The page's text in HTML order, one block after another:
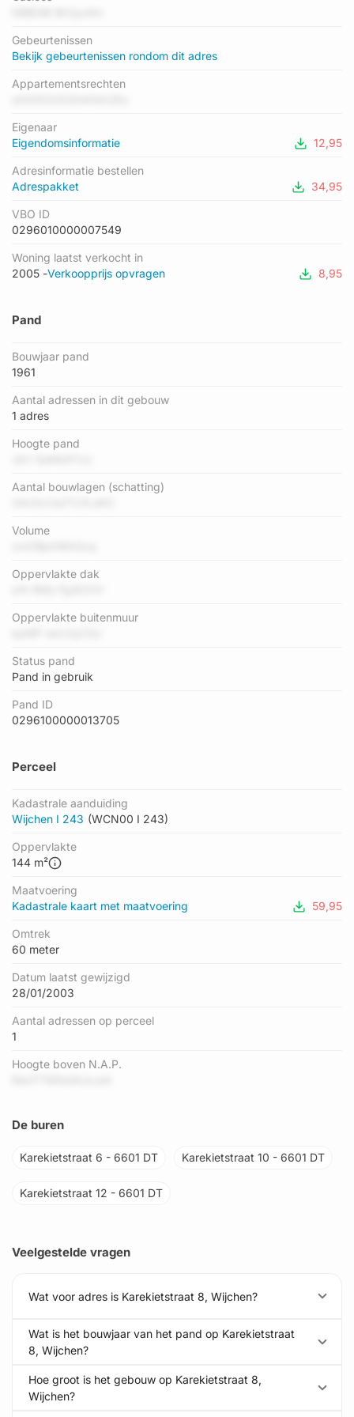
Er is geen energielabel geregistreerd voor het adres. Het
hoogste energielabel in de straat is A+++; het laagste is G. Het
gemiddelde energielabel is er C. Het adres Karekietstraat 8
heeft als status: 'verblijfsobject in gebruik'. Het pand waarin dit
Gebeurtenissen
Bekijk gebeurtenissen rondom dit adres
Appartementsrechten
Eigenaar
Eigendomsinformatie
12,95
Adresinformatie bestellen
Adrespakket
34,95
VBO ID
0296010000007549
Woning laatst verkocht in
2005 -Verkoopprijs opvragen 8,95
Pand
Bouwjaar pand
1961
Aantal adressen in dit gebouw
1 adres
Hoogte pand
Aantal bouwlagen (schatting)
Volume
Oppervlakte dak
Oppervlakte buitenmuur
Status pand
Pand in gebruik
Pand ID
0296100000013705
Perceel
Kadastrale aanduiding
Wijchen I 243 (WCN00 I 243)
Oppervlakte
144 m²
Maatvoering
Kadastrale kaart met maatvoering
59,95
Omtrek
60 meter
Datum laatst gewijzigd
28/01/2003
Aantal adressen op perceel
1
Hoogte boven N.A.P.
De buren
Karekietstraat 6 - 6601 DT Karekietstraat 10 - 6601 DT
Karekietstraat 12 - 6601 DT
Veelgestelde vragen
Wat voor adres is Karekietstraat 8, Wijchen?
Wat is het bouwjaar van het pand op Karekietstraat
8, Wijchen?
Hoe groot is het gebouw op Karekietstraat 8,
Wijchen?